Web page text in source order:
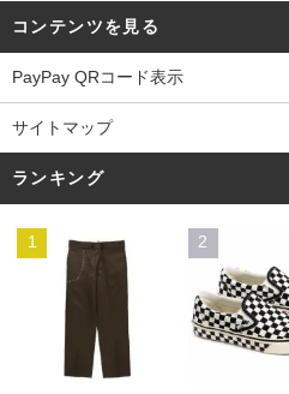
コンテンツを見る
PayPay QRコード表示
サイトマップ
ランキング
1 2